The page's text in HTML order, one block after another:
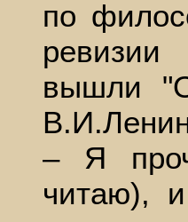
по
ревизии
вышли
– Я
читаю),